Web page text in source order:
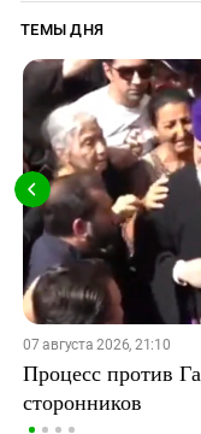
ТЕМЫ ДНЯ
07 августа 2026, 21:10
Процесс против
сторонников